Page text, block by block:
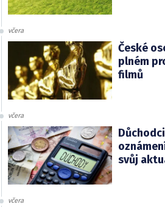
včera
České
plném
filmů
včera
svůj
včera